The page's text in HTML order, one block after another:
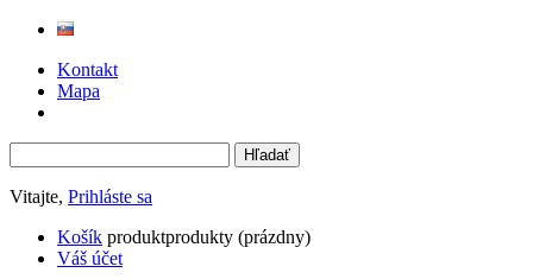
Kontakt
Mapa
Vitajte, Prihláste sa
Košík produktprodukty (prázdny)
Váš účet